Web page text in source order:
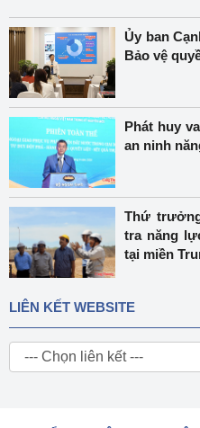
Ủy ban
Bảo vệ
Phát huy
an ninh
Thứ
tra năng
tại miền
LIÊN KẾT WEBSITE